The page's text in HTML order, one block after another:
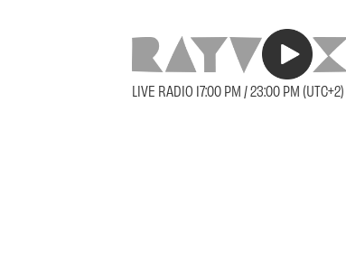
LIVE RADIO 17:00 PM / 23:00 PM (UTC+2)